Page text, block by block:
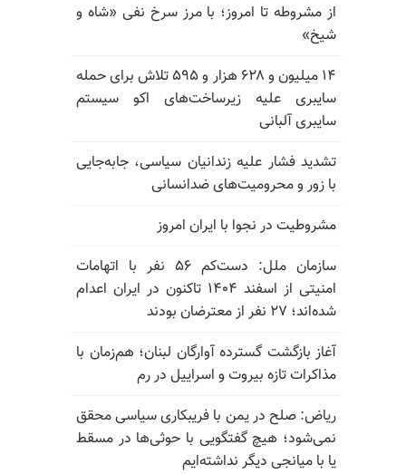
از مشروطه تا امروز؛ با مرز سرخ نفی «شاه و
شیخ»
۱۴ میلیون و ۶۲۸ هزار و ۵۹۵ تلاش برای حمله
سایبری علیه زیرساخت‌های اکو سیستم
سایبری آلبانی
تشدید فشار علیه زندانیان سیاسی، جابه‌جایی
با زور و محرومیت‌های ضدانسانی
مشروطیت در نجوا با ایران امروز
سازمان ملل: دست‌کم ۵۶ نفر با اتهامات
امنیتی از اسفند ۱۴۰۴ تاکنون در ایران اعدام
شده‌اند؛ ۲۷ نفر از معترضان بودند
آغاز بازگشت گسترده آوارگان لبنان؛ هم‌زمان با
مذاکرات تازه بیروت و اسراییل در رم
ریاض: صلح در یمن با فریبکاری سیاسی محقق
نمی‌شود؛ هیچ گفتگویی با حوثی‌ها در مسقط
یا با میانجی دیگر نداشته‌ایم